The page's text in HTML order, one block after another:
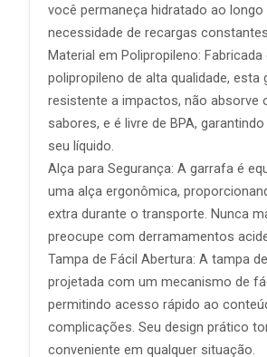
você permaneça hidratado ao
necessidade de recargas
Material em Polipropileno: Fabricada
polipropileno de alta qualidade, esta
resistente a impactos, não absorve
sabores, e é livre de BPA,
seu líquido.
Alça para Segurança: A garrafa é
uma alça ergonômica,
extra durante o transporte. Nunca
preocupe com derramamentos
Tampa de Fácil Abertura: A tampa
projetada com um mecanismo de
permitindo acesso rápido ao
complicações. Seu design prático
conveniente em qualquer situação.